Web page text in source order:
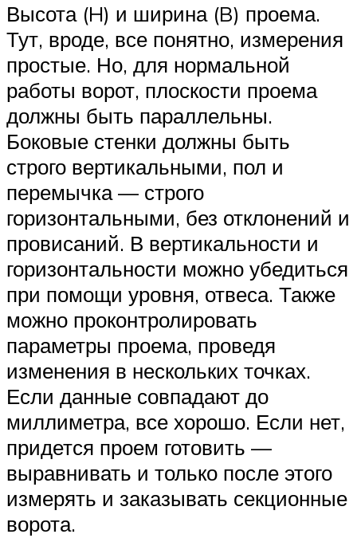
Высота (H) и ширина (B) проема.
Тут, вроде, все понятно, измерения
простые. Но, для нормальной
работы ворот, плоскости проема
должны быть параллельны.
Боковые стенки должны быть
строго вертикальными, пол и
перемычка — строго
горизонтальными, без отклонений и
провисаний. В вертикальности и
горизонтальности можно убедиться
при помощи уровня, отвеса. Также
можно проконтролировать
параметры проема, проведя
изменения в нескольких точках.
Если данные совпадают до
миллиметра, все хорошо. Если нет,
придется проем готовить —
выравнивать и только после этого
измерять и заказывать секционные
ворота.